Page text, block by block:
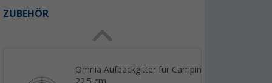
ZUBEHÖR
Omnia Aufbackgitter für Campingbackofen